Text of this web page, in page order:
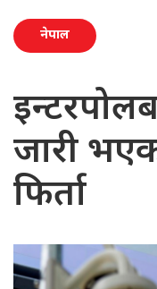
नेपाल
जारी
फिर्ता